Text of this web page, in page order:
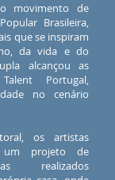
movimento de
Brasileira,
que se inspiram
da vida e do
alcançou as
Portugal,
no cenário
os artistas
um projeto de
realizados